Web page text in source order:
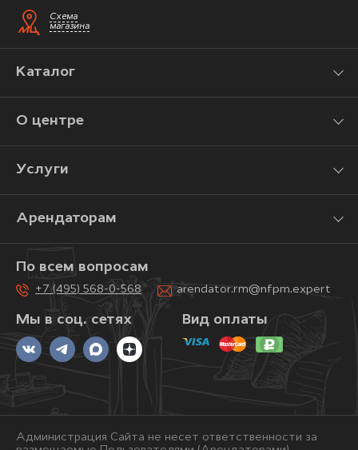
Схема
магазина
Каталог
О центре
Услуги
Арендаторам
Мы в соц. сетях
По всем вопросам
+7 (495) 568-0-568 arendator.rm@nfpm.expert
Вид оплаты
Администрация Сайта не несет ответственности за